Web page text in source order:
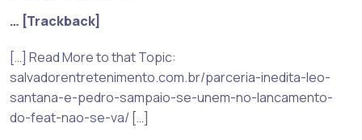
… [Trackback]
[…] Read More to that Topic:
salvadorentretenimento.com.br/parceria-inedita-leo-
santana-e-pedro-sampaio-se-unem-no-lancamento-
do-feat-nao-se-va/ […]